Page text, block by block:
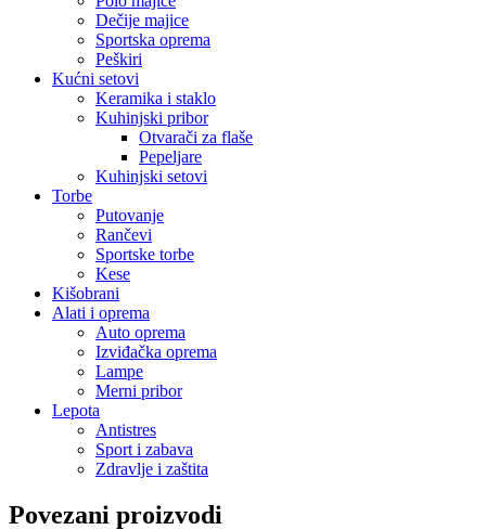
Dečije majice
Sportska oprema
Peškiri
Kućni setovi
Keramika i staklo
Kuhinjski pribor
Otvarači za flaše
Pepeljare
Kuhinjski setovi
Torbe
Putovanje
Rančevi
Sportske torbe
Kese
Kišobrani
Alati i oprema
Auto oprema
Izviđačka oprema
Lampe
Merni pribor
Lepota
Antistres
Sport i zabava
Zdravlje i zaštita
Povezani proizvodi